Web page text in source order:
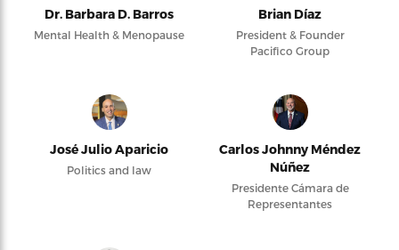
Dr. Barbara D. Barros
Mental Health & Menopause
Brian Díaz
President & Founder
Pacifico Group
José Julio Aparicio
Politics and law
Carlos Johnny Méndez
Núñez
Presidente Cámara de
Representantes